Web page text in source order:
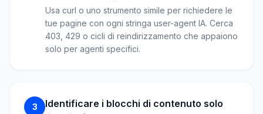
Usa curl o uno strumento simile per richiedere le
tue pagine con ogni stringa user-agent IA. Cerca
403, 429 o cicli di reindirizzamento che appaiono
solo per agenti specifici.
3
Identificare i blocchi di contenuto solo